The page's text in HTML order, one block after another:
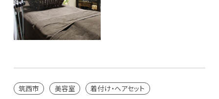
筑西市 美容室 着付け・ヘアセット